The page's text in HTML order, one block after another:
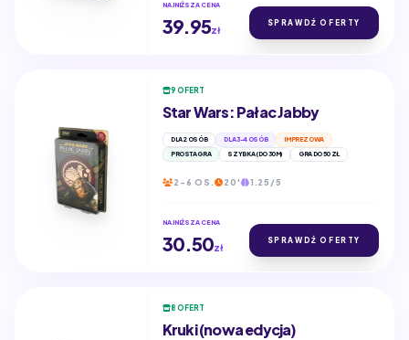
NAJNIŻSZA CENA
39.95zł
SPRAWDŹ OFERTY
9 OFERT
Star Wars: Pałac Jabby
DLA 2 OSÓB DLA 3-4 OSÓB
IMPREZOWA
PROSTA GRA
SZYBKA (DO 30M) GRA DO 50 ZŁ
2-6 OS. 20' 1.25/5
NAJNIŻSZA CENA
30.50zł
SPRAWDŹ OFERTY
8 OFERT
Kruki (nowa edycja)